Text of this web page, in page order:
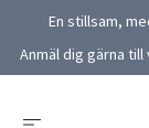
En stillsam,
Anmäl dig gärna